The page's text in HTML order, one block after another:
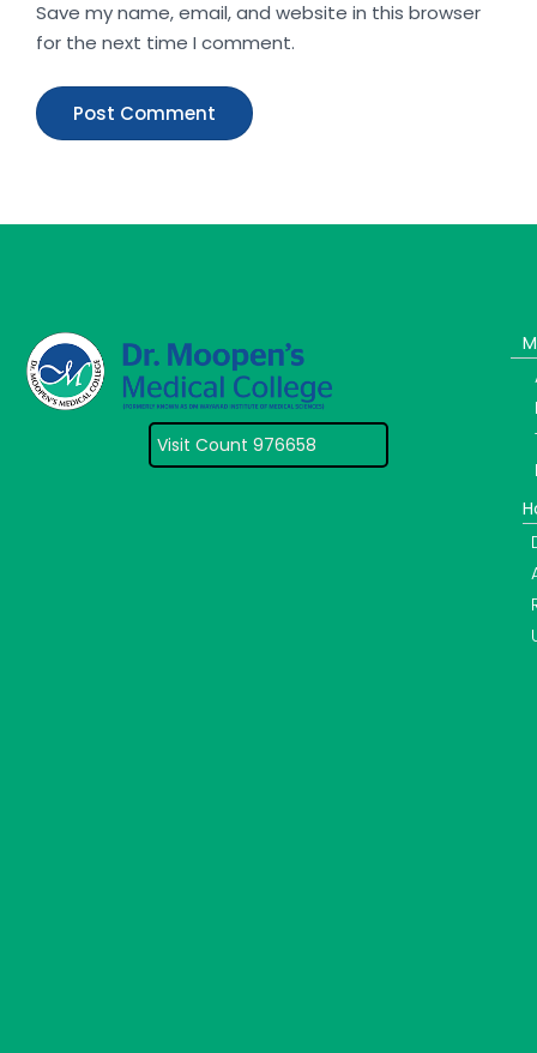
Save my name, email, and website in this browser
for the next time I comment.
Visit Count 976658